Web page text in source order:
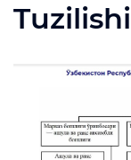
Tuzilishi